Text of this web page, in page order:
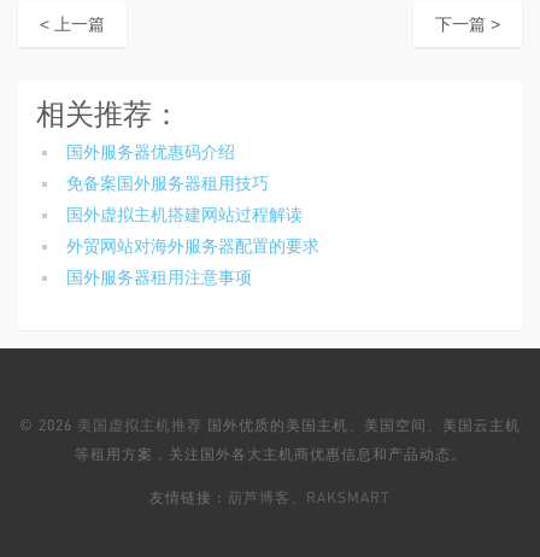
< 上一篇 下一篇 >
相关推荐：
国外服务器优惠码介绍
免备案国外服务器租用技巧
国外虚拟主机搭建网站过程解读
外贸网站对海外服务器配置的要求
国外服务器租用注意事项
© 2026 美国虚拟主机推荐 国外优质的美国主机、美国空间、美国云主机
等租用方案，关注国外各大主机商优惠信息和产品动态。
友情链接： 葫芦博客 RAKSMART